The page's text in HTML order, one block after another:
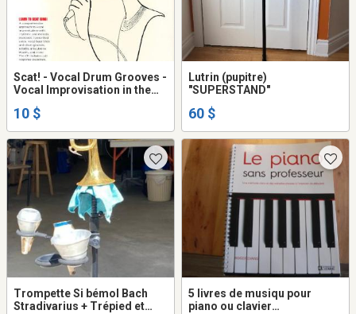
Scat! - Vocal Drum Grooves -
Vocal Improvisation in the
Drumming
10 $
Lutrin (pupitre)
"SUPERSTAND"
60 $
Trompette Si bémol Bach
Stradivarius + Trépied et
5 livres de musiqu pour
piano ou clavier